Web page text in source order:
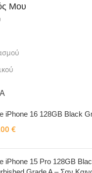
Μου
iPhone 16 128GB Black
€
iPhone 15 Pro 128GB